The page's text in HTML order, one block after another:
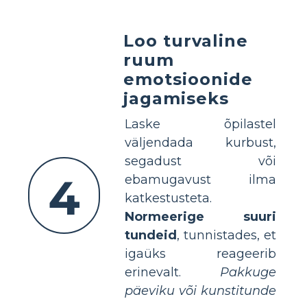
4
Loo turvaline
ruum
emotsioonide
jagamiseks
Laske õpilastel
väljendada kurbust,
segadust või
ebamugavust ilma
katkestusteta.
Normeerige suuri
tundeid , tunnistades, et
igaüks reageerib
erinevalt. Pakkuge
päeviku või kunstitunde